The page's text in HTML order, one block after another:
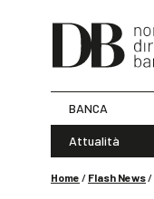
BANCA
Attualità
Home / Flash News/